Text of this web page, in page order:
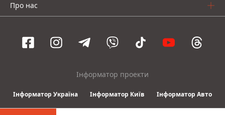
Про нас
Інформатор проекти
Інформатор Україна Інформатор Київ Інформатор Авто